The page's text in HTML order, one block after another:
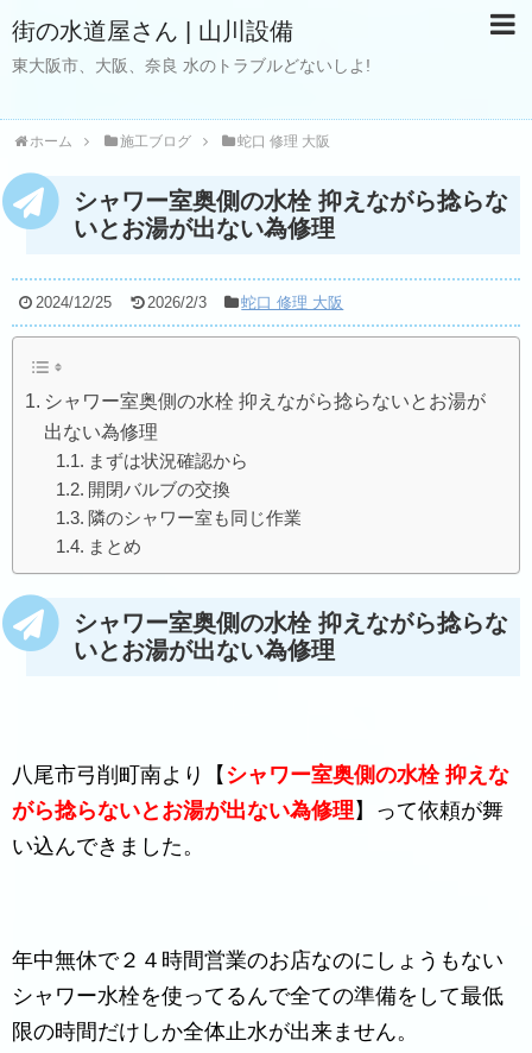
街の水道屋さん | 山川設備
東大阪市、大阪、奈良 水のトラブルどないしよ!
ホーム 施工ブログ 蛇口 修理 大阪
シャワー室奥側の水栓 抑えながら捻らな
いとお湯が出ない為修理
2024/12/25 2026/2/3 蛇口 修理 大阪
シャワー室奥側の水栓 抑えながら捻らないとお湯が
出ない為修理
まずは状況確認から
開閉バルブの交換
隣のシャワー室も同じ作業
まとめ
シャワー室奥側の水栓 抑えながら捻らな
いとお湯が出ない為修理
八尾市弓削町南より【 シャワー室奥側の水栓 抑えな
がら捻らないとお湯が出ない為修理 】って依頼が舞
い込んできました。
年中無休で２４時間営業のお店なのにしょうもない
シャワー水栓を使ってるんで全ての準備をして最低
限の時間だけしか全体止水が出来ません。